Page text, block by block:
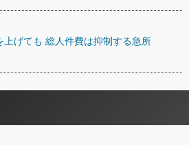
上げても 総人件費は抑制する急所